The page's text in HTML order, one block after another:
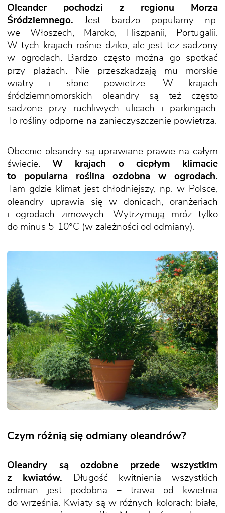
Oleander pochodzi z regionu Morza
Śródziemnego. Jest bardzo popularny np.
we Włoszech, Maroko, Hiszpanii, Portugalii.
W tych krajach rośnie dziko, ale jest też sadzony
w ogrodach. Bardzo często można go spotkać
przy plażach. Nie przeszkadzają mu morskie
wiatry i słone powietrze. W krajach
śródziemnomorskich oleandry są też często
sadzone przy ruchliwych ulicach i parkingach.
To rośliny odporne na zanieczyszczenie powietrza.
Obecnie oleandry są uprawiane prawie na całym
świecie. W krajach o ciepłym klimacie
to popularna roślina ozdobna w ogrodach.
Tam gdzie klimat jest chłodniejszy, np. w Polsce,
oleandry uprawia się w donicach, oranżeriach
i ogrodach zimowych. Wytrzymują mróz tylko
do minus 5-10°C (w zależności od odmiany).
Czym różnią się odmiany oleandrów?
Oleandry są ozdobne przede wszystkim
z kwiatów. Długość kwitnienia wszystkich
odmian jest podobna – trawa od kwietnia
do września. Kwiaty są w różnych kolorach: białe,